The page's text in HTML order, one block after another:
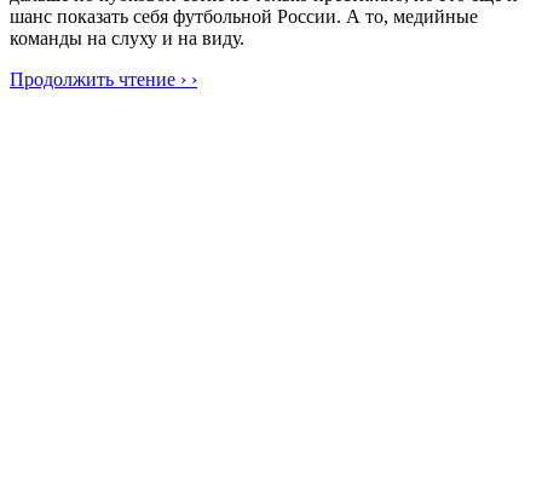
шанс показать себя футбольной России. А то, медийные
команды на слуху и на виду.
Продолжить чтение › ›